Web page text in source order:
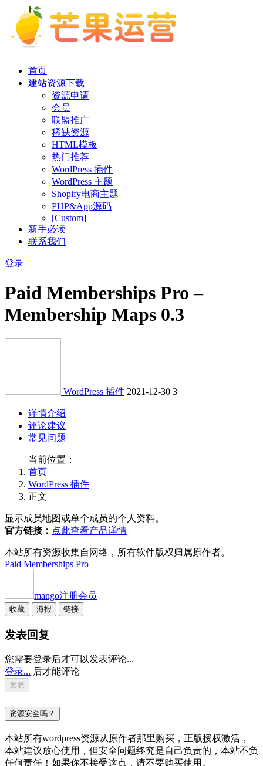
首页
建站资源下载
资源申请
会员
联盟推广
稀缺资源
HTML模板
热门推荐
WordPress 插件
WordPress 主题
Shopify电商主题
PHP&App源码
[Custom]
新手必读
联系我们
登录
Paid Memberships Pro –
Membership Maps 0.3
WordPress 插件 2021-12-30 3
详情介绍
评论建议
常见问题
当前位置：
首页
WordPress 插件
正文
显示成员地图或单个成员的个人资料。
官方链接： 点此查看产品详情
本站所有资源收集自网络，所有软件版权归属原作者。
Paid Memberships Pro
mango注册会员
收藏 海报 链接
发表回复
您需要登录后才可以发表评论...
登录... 后才能评论
资源安全吗？
本站所有wordpress资源从原作者那里购买，正版授权激活，
本站建议放心使用，但安全问题终究是自己负责的，本站不负
任何责任！如果你不接受这点，请不要购买使用。